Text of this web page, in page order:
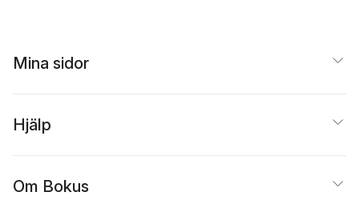
Mina sidor
Hjälp
Om Bokus